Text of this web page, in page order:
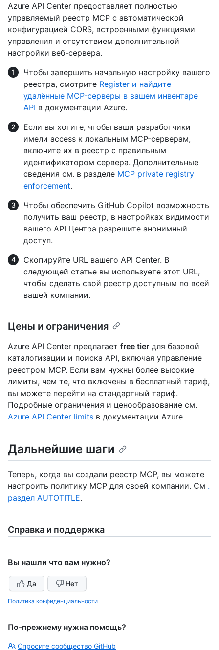
Azure API Center предоставляет полностью
управляемый реестр MCP с автоматической
конфигурацией CORS, встроенными функциями
управления и отсутствием дополнительной
настройки веб-сервера.
Чтобы завершить начальную настройку вашего
реестра, смотрите Register и найдите
удалённые MCP-серверы в вашем инвентаре
API в документации Azure.
Если вы хотите, чтобы ваши разработчики
имели access к локальным MCP-серверам,
включите их в реестр с правильным
идентификатором сервера. Дополнительные
сведения см. в разделе MCP private registry
enforcement.
Чтобы обеспечить GitHub Copilot возможность
получить ваш реестр, в настройках видимости
вашего API Центра разрешите анонимный
доступ.
Скопируйте URL вашего API Center. В
следующей статье вы используете этот URL,
чтобы сделать свой реестр доступным по всей
вашей компании.
Цены и ограничения
Azure API Center предлагает free tier для базовой
каталогизации и поиска API, включая управление
реестром MCP. Если вам нужны более высокие
лимиты, чем те, что включены в бесплатный тариф,
вы можете перейти на стандартный тариф.
Подробные ограничения и ценообразование см.
Azure API Center limits в документации Azure.
Дальнейшие шаги
Теперь, когда вы создали реестр MCP, вы можете
настроить политику MCP для своей компании. См .
раздел AUTOTITLE.
Справка и поддержка
Вы нашли что вам нужно?
Да Нет
Политика конфиденциальности
По-прежнему нужна помощь?
Спросите сообщество GitHub